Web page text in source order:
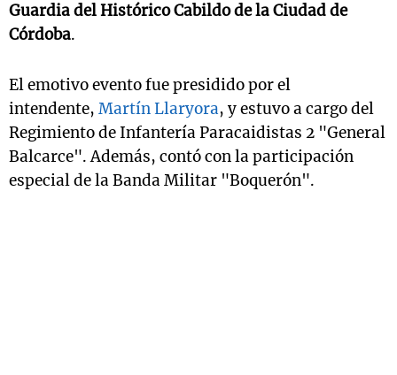
Guardia del Histórico Cabildo de la Ciudad de
Córdoba.
El emotivo evento fue presidido por el
intendente, Martín Llaryora, y estuvo a cargo del
Regimiento de Infantería Paracaidistas 2 "General
Balcarce". Además, contó con la participación
especial de la Banda Militar "Boquerón".